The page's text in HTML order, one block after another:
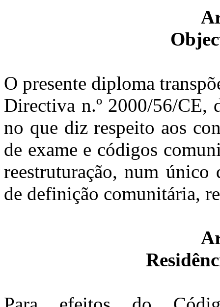
O presente diploma
Directiva n.º 2000/56/CE,
no que diz respeito aos
de exame e códigos
reestruturação, num único
de definição comunitária,